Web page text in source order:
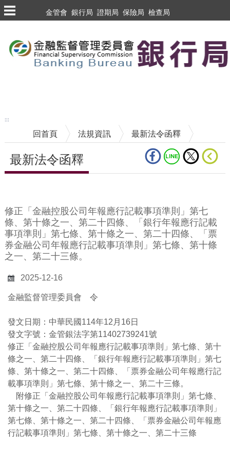
跳到主要內容區塊
金管會 銀行局 證期局 保險局 檢查局
:::
回首頁 法規資訊 最新法令函釋
最新法令函釋
修正「金融控股公司年報應行記載事項準則」第七
條、第十條之一、第二十四條、「銀行年報應行記載
事項準則」第七條、第十條之一、第二十四條、「票
券金融公司年報應行記載事項準則」第七條、第十條
之一、第二十三條。
2025-12-16
金融監督管理委員會 令
發文日期：中華民國114年12月16日
發文字號：金管銀法字第11402739241號
修正「金融控股公司年報應行記載事項準則」第七條、第十
條之一、第二十四條、「銀行年報應行記載事項準則」第七
條、第十條之一、第二十四條、「票券金融公司年報應行記
載事項準則」第七條、第十條之一、第二十三條。
附修正「金融控股公司年報應行記載事項準則」第七條、
第十條之一、第二十四條、「銀行年報應行記載事項準則」
第七條、第十條之一、第二十四條、「票券金融公司年報應
行記載事項準則」第七條、第十條之一、第二十三條